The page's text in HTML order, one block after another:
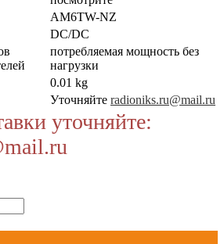
AM6TW-NZ
DC/DC
потребляемая мощность без
нагрузки
0.01 kg
Уточняйте radioniks.ru@mail.ru
уточняйте: